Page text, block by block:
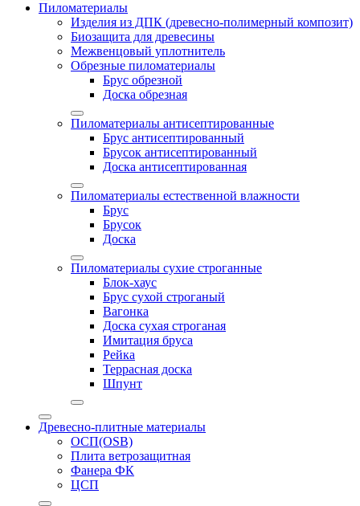
Пиломатериалы
Изделия из ДПК (древесно-полимерный композит)
Биозащита для древесины
Межвенцовый уплотнитель
Обрезные пиломатериалы
Брус обрезной
Доска обрезная
Пиломатериалы антисептированные
Брус антисептированный
Брусок антисептированный
Доска антисептированная
Пиломатериалы естественной влажности
Брус
Брусок
Доска
Пиломатериалы сухие строганные
Блок-хаус
Брус сухой строганый
Вагонка
Доска сухая строганая
Имитация бруса
Рейка
Террасная доска
Шпунт
Древесно-плитные материалы
ОСП(OSB)
Плита ветрозащитная
Фанера ФК
ЦСП